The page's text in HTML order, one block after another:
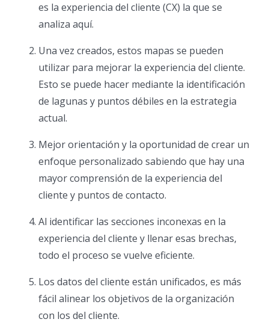
es la experiencia del cliente (CX) la que se
analiza aquí.
Una vez creados, estos mapas se pueden
utilizar para mejorar la experiencia del cliente.
Esto se puede hacer mediante la identificación
de lagunas y puntos débiles en la estrategia
actual.
Mejor orientación y la oportunidad de crear un
enfoque personalizado sabiendo que hay una
mayor comprensión de la experiencia del
cliente y puntos de contacto.
Al identificar las secciones inconexas en la
experiencia del cliente y llenar esas brechas,
todo el proceso se vuelve eficiente.
Los datos del cliente están unificados, es más
fácil alinear los objetivos de la organización
con los del cliente.